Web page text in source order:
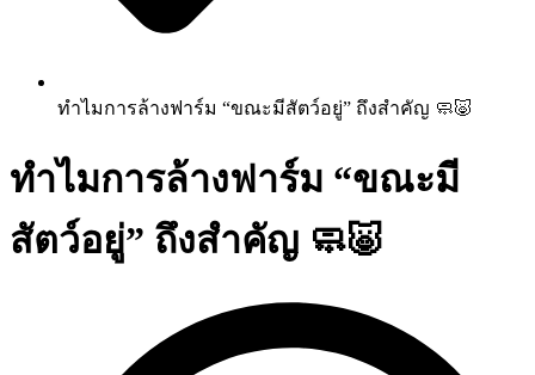
ทำไมการล้างฟาร์ม “ขณะมีสัตว์อยู่” ถึงสำคัญ 🧼🐷
ทำไมการล้างฟาร์ม “ขณะมี
สัตว์อยู่” ถึงสำคัญ 🧼🐷